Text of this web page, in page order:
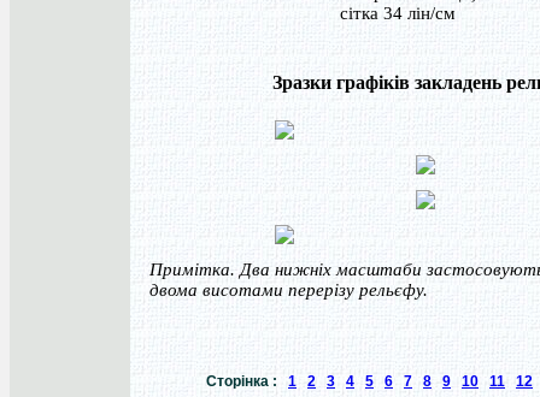
сітка 34 лін/см
Зразки графіків закладень
Примітка. Два нижніх масштаби
двома висотами перерізу рельєфу.
Сторінка : 1 2 3 4 5 6 7 8 9 10 11 12